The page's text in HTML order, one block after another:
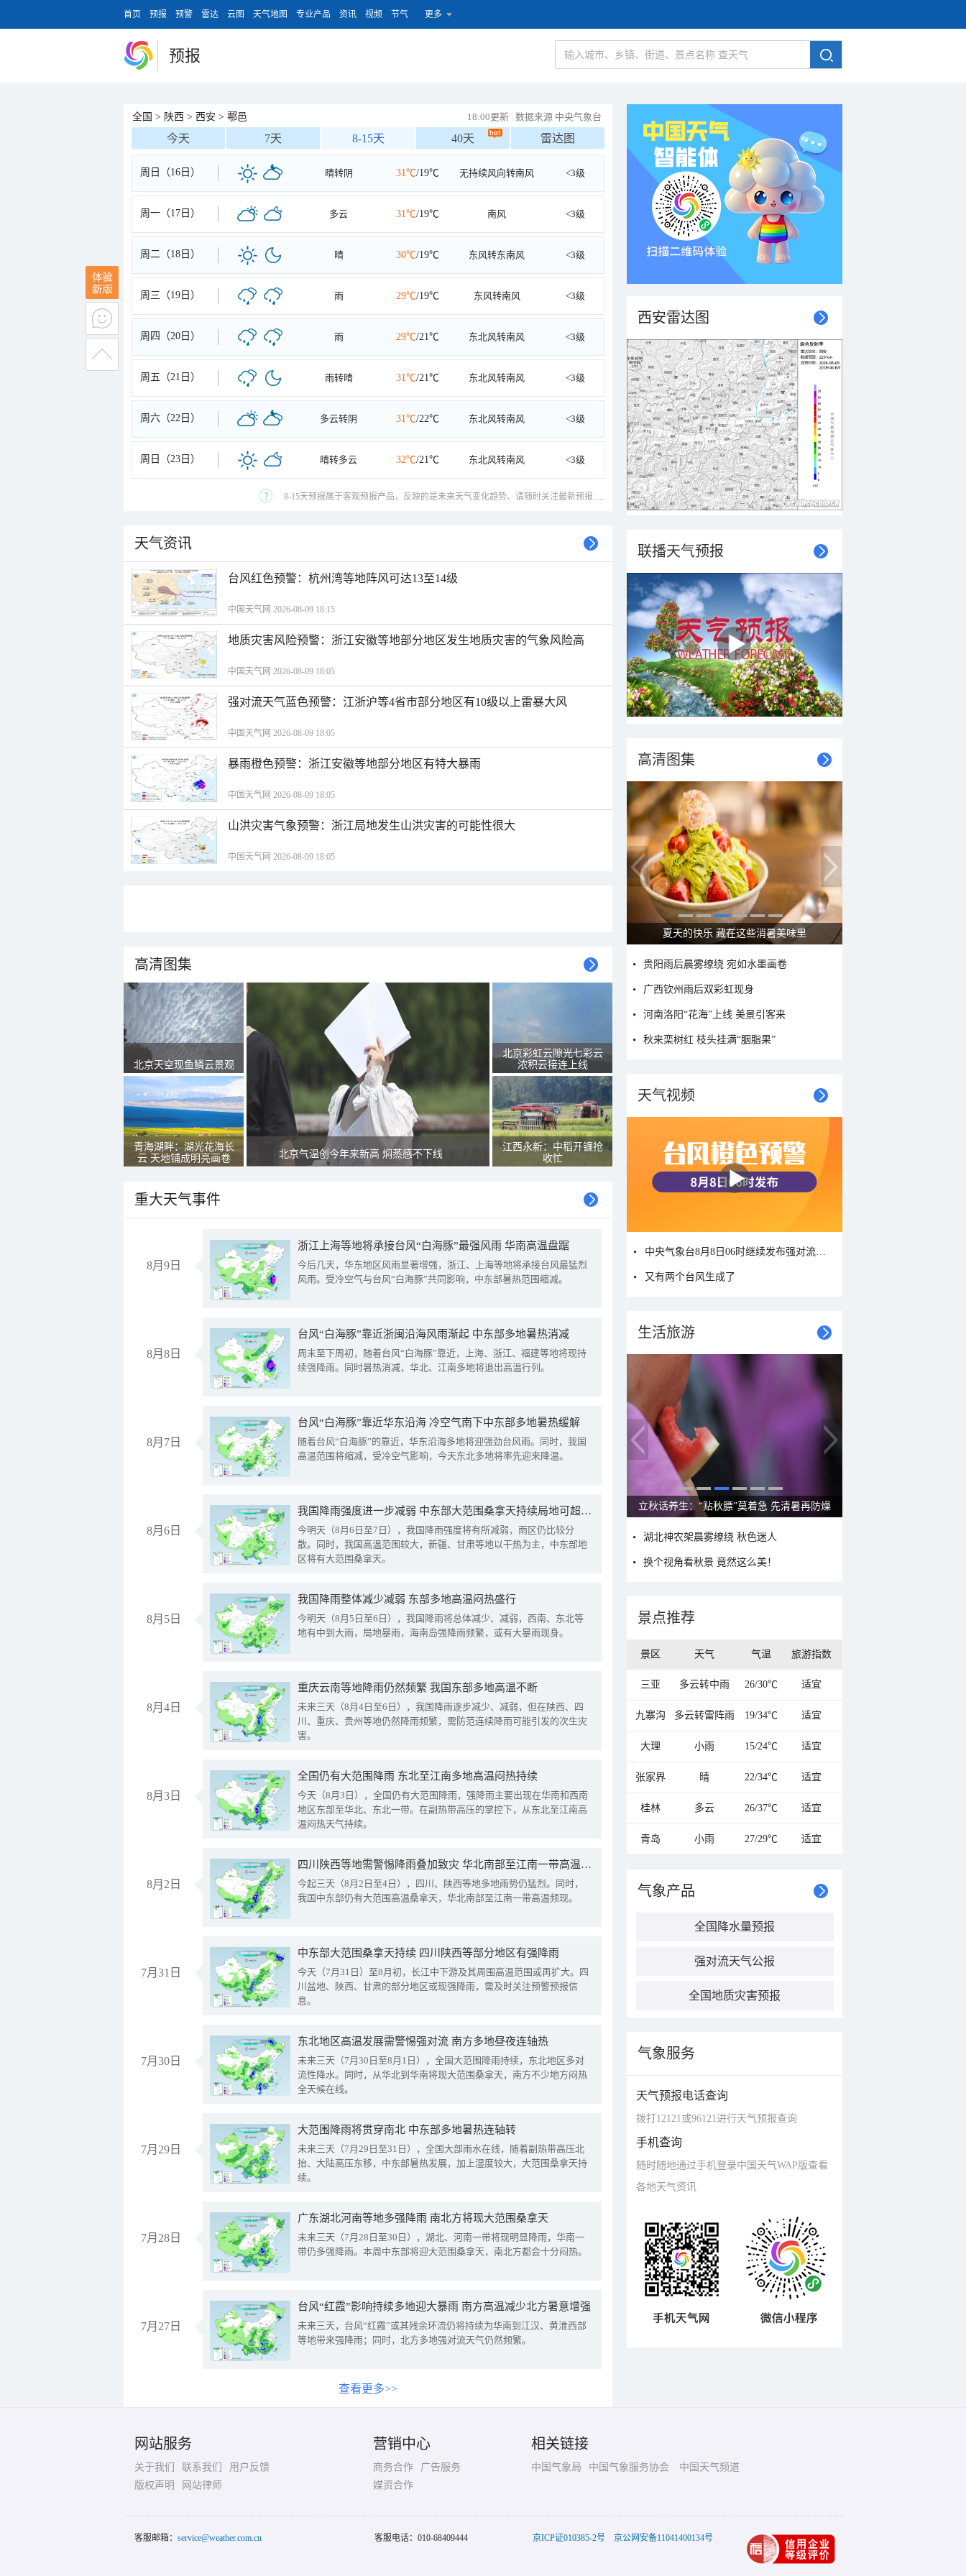
首页 预报 预警 雷达 云图 天气地图 专业产品 资讯 视频 节气 更多
预报
全国 > 陕西 > 西安 > 鄠邑 18:00更新 | 数据来源 中央气象台
今天 7天 8-15天 40天 雷达图
周日（16日） 晴转阴 31℃/19℃ 无持续风向转南风 <3级
周一（17日） 多云 31℃/19℃ 南风 <3级
周二（18日） 晴 30℃/19℃ 东风转东南风 <3级
周三（19日） 雨 29℃/19℃ 东风转南风 <3级
周四（20日） 雨 29℃/21℃ 东北风转南风 <3级
周五（21日） 雨转晴 31℃/21℃ 东北风转南风 <3级
周六（22日） 多云转阴 31℃/22℃ 东北风转南风 <3级
周日（23日） 晴转多云 32℃/21℃ 东北风转南风 <3级
8-15天预报属于客观预报产品，反映的是未来天气变化趋势、请随时关注最新预报.....
天气资讯
​台风红色预警：杭州湾等地阵风可达13至14级
中国天气网 2026-08-09 18:15
地质灾害风险预警：浙江安徽等地部分地区发生地质灾害的气象风险高
中国天气网 2026-08-09 18:05
强对流天气蓝色预警：江浙沪等4省市部分地区有10级以上雷暴大风
中国天气网 2026-08-09 18:05
暴雨橙色预警：浙江安徽等地部分地区有特大暴雨
中国天气网 2026-08-09 18:05
山洪灾害气象预警：浙江局地发生山洪灾害的可能性很大
中国天气网 2026-08-09 18:05
高清图集
北京天空现鱼鳞云景观
青海湖畔：湖光花海长
云 天地铺成明亮画卷
北京气温创今年来新高 焖蒸感不下线
北京彩虹云隙光七彩云
浓积云接连上线
江西永新：中稻开镰抢
收忙
重大天气事件
8月9日
浙江上海等地将承接台风“白海豚”最强风雨 华南高温盘踞
今后几天，华东地区风雨显著增强，浙江、上海等地将承接台风最猛烈
风雨。受冷空气与台风“白海豚”共同影响，中东部暑热范围缩减。
8月8日
台风“白海豚”靠近浙闽沿海风雨渐起 中东部多地暑热消减
周末至下周初，随着台风“白海豚”靠近，上海、浙江、福建等地将现持
续强降雨。同时暑热消减，华北、江南多地将退出高温行列。
8月7日
台风“白海豚”靠近华东沿海 冷空气南下中东部多地暑热缓解
随着台风“白海豚”的靠近，华东沿海多地将迎强劲台风雨。同时，我国
高温范围将缩减，受冷空气影响，今天东北多地将率先迎来降温。
8月6日
我国降雨强度进一步减弱 中东部大范围桑拿天持续局地可超38℃
今明天（8月6日至7日），我国降雨强度将有所减弱，雨区仍比较分
散。同时，我国高温范围较大，新疆、甘肃等地以干热为主，中东部地
区将有大范围桑拿天。
8月5日
我国降雨整体减少减弱 东部多地高温闷热盛行
今明天（8月5日至6日），我国降雨将总体减少、减弱，西南、东北等
地有中到大雨，局地暴雨，海南岛强降雨频繁，或有大暴雨现身。
8月4日
重庆云南等地降雨仍然频繁 我国东部多地高温不断
未来三天（8月4日至6日），我国降雨逐步减少、减弱，但在陕西、四
川、重庆、贵州等地仍然降雨频繁，需防范连续降雨可能引发的次生灾
害。
8月3日
全国仍有大范围降雨 东北至江南多地高温闷热持续
今天（8月3日），全国仍有大范围降雨，强降雨主要出现在华南和西南
地区东部至华北、东北一带。在副热带高压的掌控下，从东北至江南高
温闷热天气持续。
8月2日
四川陕西等地需警惕降雨叠加致灾 华北南部至江南一带高温频现
今起三天（8月2日至4日），四川、陕西等地多地雨势仍猛烈。同时，
我国中东部仍有大范围高温桑拿天，华北南部至江南一带高温频现。
7月31日
中东部大范围桑拿天持续 四川陕西等部分地区有强降雨
今天（7月31日）至8月初，长江中下游及其周围高温范围或再扩大。四
川盆地、陕西、甘肃的部分地区或现强降雨，需及时关注预警预报信
息。
7月30日
东北地区高温发展需警惕强对流 南方多地昼夜连轴热
未来三天（7月30日至8月1日），全国大范围降雨持续，东北地区多对
流性降水。同时，从华北到华南将现大范围桑拿天，南方不少地方闷热
全天候在线。
7月29日
大范围降雨将贯穿南北 中东部多地暑热连轴转
未来三天（7月29日至31日），全国大部雨水在线，随着副热带高压北
抬、大陆高压东移，中东部暑热发展，加上湿度较大，大范围桑拿天持
续。
7月28日
广东湖北河南等地多强降雨 南北方将现大范围桑拿天
未来三天（7月28日至30日），湖北、河南一带将现明显降雨，华南一
带仍多强降雨。本周中东部将迎大范围桑拿天，南北方都会十分闷热。
7月27日
台风“红霞”影响持续多地迎大暴雨 南方高温减少北方暑意增强
未来三天，台风“红霞”或其残余环流仍将持续为华南到江汉、黄淮西部
等地带来强降雨；同时，北方多地强对流天气仍然频繁。
查看更多>>
西安雷达图
联播天气预报
高清图集
广西南宁：盛夏里的“绿野仙踪”
贵阳雨后晨雾缭绕 宛如水墨画卷
广西钦州雨后双彩虹现身
河南洛阳“花海”上线 美景引客来
秋来栾树红 枝头挂满“胭脂果”
天气视频
又有两个台风生成了
生活旅游
雨后峨眉沟壑尽显 金顶显真容
湖北神农架晨雾缭绕 秋色迷人
换个视角看秋景 竟然这么美！
景点推荐
景区 天气 气温 旅游指数
三亚 多云转中雨 26/30℃ 适宜
九寨沟 多云转雷阵雨 19/34℃ 适宜
大理 小雨 15/24℃ 适宜
张家界 晴 22/34℃ 适宜
桂林 多云 26/37℃ 适宜
青岛 小雨 27/29℃ 适宜
气象产品
全国降水量预报
强对流天气公报
全国地质灾害预报
气象服务
天气预报电话查询
拨打12121或96121进行天气预报查询
手机查询
随时随地通过手机登录中国天气WAP版查看
各地天气资讯
网站服务
关于我们 联系我们
用户反馈
版权声明
网站律师
营销中心
商务合作
广告服务
媒资合作
相关链接
中国气象局 中国气象服务协会 中国天气频道
客服邮箱： service@weather.com.cn 客服电话： 010-68409444 京ICP证010385-2号 京公网安备11041400134号